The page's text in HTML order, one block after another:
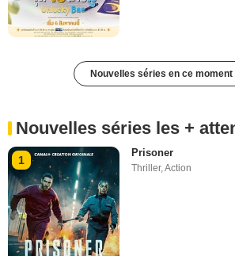
Nouvelles séries en ce moment
Nouvelles séries les +
1
Prisoner
Thriller,Action